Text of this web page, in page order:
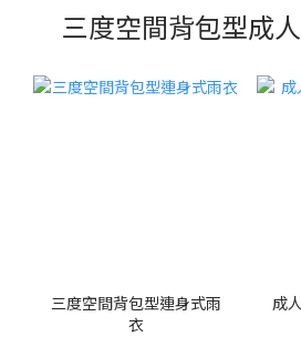
三度空間背包型成
三度空間背包型連身式雨
衣
成